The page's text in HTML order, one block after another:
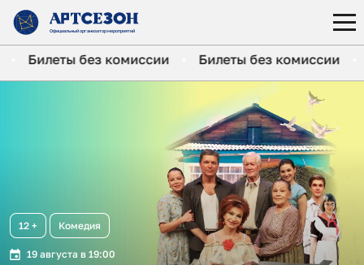
Официальный организатормероприятий
Билеты без комиссии Билеты без комиссии
12 + Комедия
19 августа в 19:00